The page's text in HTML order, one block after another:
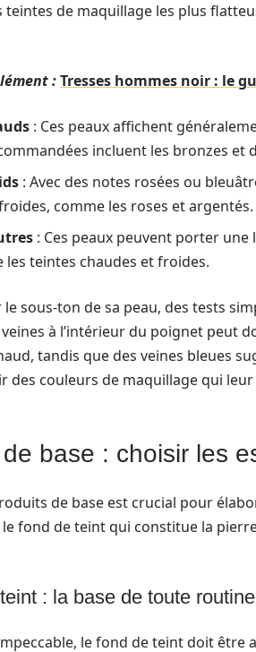
teintes de maquillage les plus
:Tresses hommes noir : le
: Ces peaux affichent
incluent les bronzes
: Avec des notes rosées ou
comme les roses et argentés.
: Ces peaux peuvent porter
les teintes chaudes et froides.
sous-ton de sa peau, des tests
à l’intérieur du poignet peut
tandis que des veines bleues
des couleurs de maquillage qui
base : choisir les
de base est crucial pour
fond de teint qui constitue la
: la base de toute routine
le fond de teint doit être